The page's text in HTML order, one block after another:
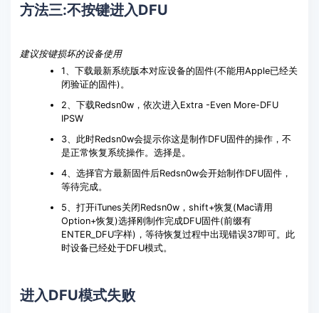
方法三:不按键进入DFU
建议按键损坏的设备使用
1、下载最新系统版本对应设备的固件(不能用Apple已经关
闭验证的固件)。
2、下载Redsn0w，依次进入Extra -Even More-DFU
IPSW
3、此时Redsn0w会提示你这是制作DFU固件的操作，不
是正常恢复系统操作。选择是。
4、选择官方最新固件后Redsn0w会开始制作DFU固件，
等待完成。
5、打开iTunes关闭Redsn0w，shift+恢复(Mac请用
Option+恢复)选择刚制作完成DFU固件(前缀有
ENTER_DFU字样)，等待恢复过程中出现错误37即可。此
时设备已经处于DFU模式。
进入DFU模式失败